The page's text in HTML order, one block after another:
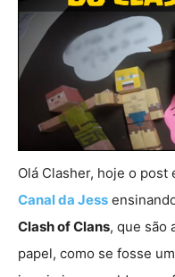
Olá Clasher, hoje o
Canal da Jess
Clash of Clans, que são
papel, como se fosse